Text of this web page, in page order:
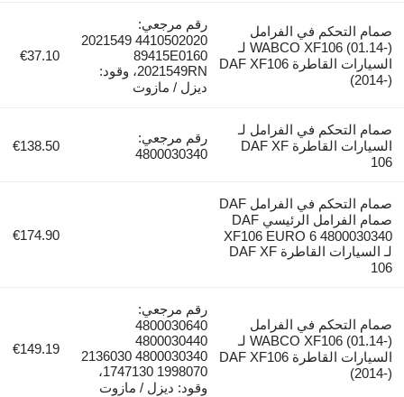
التحكم في الفرامل
WABCO XF106 (01.14-) لـ
السيارات القاطرة DAF XF106
رقم مرجعي:
4410502020 2021549
89415E0160
2021549RN، وقود:
ديزل / مازوت
€37.10
التحكم في الفرامل لـ
السيارات القاطرة DAF XF
رقم مرجعي:
4800030340
€138.50
صمام التحكم في الفرامل DAF
صمام الفرامل الرئيسي DAF
XF106 EURO 6
لـ السيارات القاطرة DAF XF
€174.90
التحكم في الفرامل
WABCO XF106 (01.14-) لـ
السيارات القاطرة DAF XF106
رقم مرجعي:
4800030640
4800030440
4800030340 2136030
1998070 1747130،
وقود: ديزل / مازوت
€149.19